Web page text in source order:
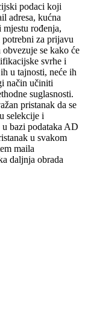
podaci koji
adresa, kućna
rođenja,
za prijavu
se kako će
svrhe i
u tajnosti, neće ih
način učiniti
suglasnosti.
pristanak da se
selekcije i
u bazi podataka AD
u svakom
maila
daljnja obrada